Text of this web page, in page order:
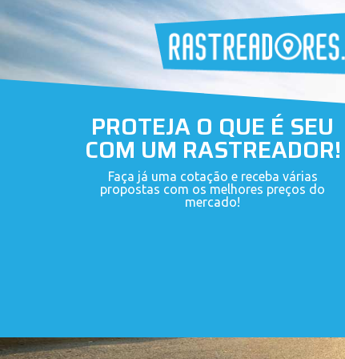
PROTEJA O QUE É SEU
COM UM RASTREADOR!
Faça já uma cotação e receba várias
propostas com os melhores preços do
mercado!